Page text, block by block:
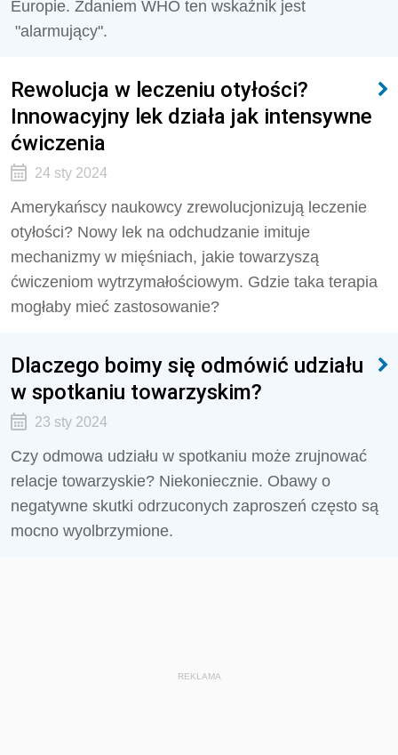
Europie. Zdaniem WHO ten wskaźnik jest
"alarmujący".
Rewolucja w leczeniu otyłości?
Innowacyjny lek działa jak intensywne
ćwiczenia
24 sty 2024
Amerykańscy naukowcy zrewolucjonizują leczenie
otyłości? Nowy lek na odchudzanie imituje
mechanizmy w mięśniach, jakie towarzyszą
ćwiczeniom wytrzymałościowym. Gdzie taka terapia
mogłaby mieć zastosowanie?
Dlaczego boimy się odmówić udziału
w spotkaniu towarzyskim?
23 sty 2024
Czy odmowa udziału w spotkaniu może zrujnować
relacje towarzyskie? Niekoniecznie. Obawy o
negatywne skutki odrzuconych zaproszeń często są
mocno wyolbrzymione.
REKLAMA